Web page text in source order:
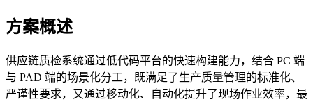
方案概述
供应链质检系统通过低代码平台的快速构建能力，结合 PC 端
与 PAD 端的场景化分工，既满足了生产质量管理的标准化、
严谨性要求，又通过移动化、自动化提升了现场作业效率，最